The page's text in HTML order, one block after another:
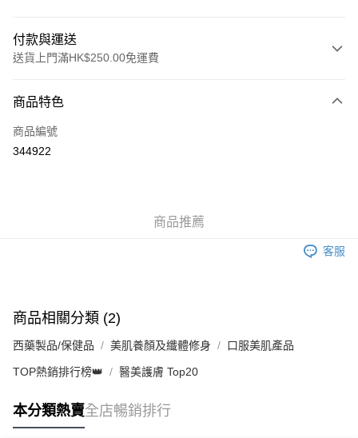
付款與運送
送貨上門滿HK$250.00免運費
信用卡
Apple Pay
付款後門市自取，訂單確認後2-4個工作天到店，7天內取。逾期後
商品特色
商品編號
344922
商品推薦
客服
商品相關分類 (2)
西藥製品/保健品 美肌養顏及纖體修身 口服美肌產品
TOP熱銷排行榜👑 醫美護膚 Top20
本分類熱賣全店暢銷排行